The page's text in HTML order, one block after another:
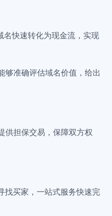
名快速转化为现金流，实现
够准确评估域名价值，给出
供担保交易，保障双方权
找买家，一站式服务快速完